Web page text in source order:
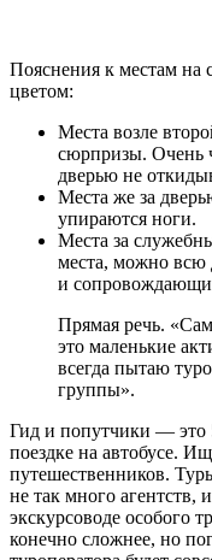
Пояснения к местам
цветом:
Места возле
сюрпризы. Очень
дверью не
Места же за
упираются ноги.
Места за
места, можно всю
и
Прямая речь.
это маленькие
всегда пытаю
группы».
Гид и попутчики — это
поездке на автобусе.
путешественников.
не так много агентств,
экскурсоводе особого
конечно сложнее, но